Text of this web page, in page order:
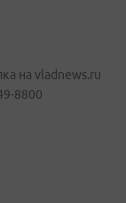
на vladnews.ru
8800